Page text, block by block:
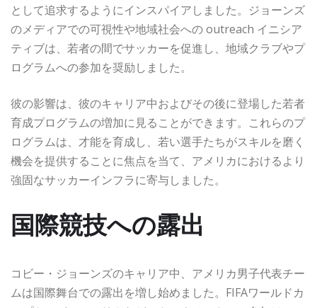
として追求するようにインスパイアしました。ジョーンズ
のメディアでの可視性や地域社会への outreach イニシア
ティブは、若者の間でサッカーを促進し、地域クラブやプ
ログラムへの参加を奨励しました。
彼の影響は、彼のキャリア中およびその後に登場した若者
育成プログラムの増加に見ることができます。これらのプ
ログラムは、才能を育成し、若い選手たちがスキルを磨く
機会を提供することに焦点を当て、アメリカにおけるより
強固なサッカーインフラに寄与しました。
国際競技への露出
コビー・ジョーンズのキャリア中、アメリカ男子代表チー
ムは国際舞台での露出を増し始めました。FIFAワールドカ